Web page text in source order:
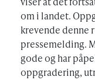
om i landet.
krevende denne
pressemelding.
gode og har
oppgradering,